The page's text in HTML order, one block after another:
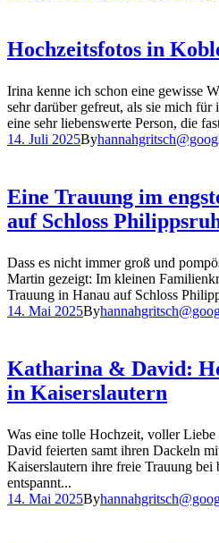
Hochzeitsfotos in
Irina kenne ich schon eine gewisse
sehr darüber gefreut, als sie mich
eine sehr liebenswerte Person, die
14. Juli 2025By
Eine Trauung im
auf Schloss
Dass es nicht immer groß und
Martin gezeigt: Im kleinen
Trauung in Hanau auf Schloss
14. Mai 2025By
Katharina & David:
in Kaiserslautern
Was eine tolle Hochzeit, voller
David feierten samt ihren Dackeln
Kaiserslautern ihre freie Trauung bei
entspannt...
14. Mai 2025By